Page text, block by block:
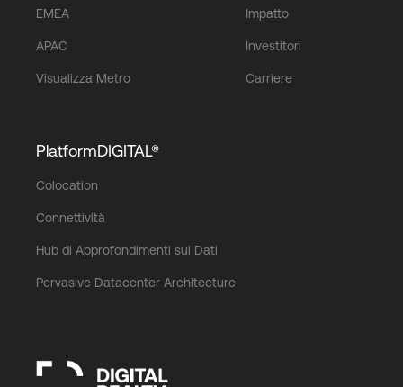
EMEA
APAC
Visualizza Metro
Impatto
Investitori
Carriere
PlatformDIGITAL®
Colocation
Connettività
Hub di Approfondimenti sui Dati
Pervasive Datacenter Architecture